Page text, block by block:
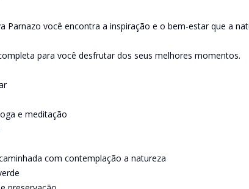
Parnazo você encontra a inspiração e o bem-estar que a
para você desfrutar dos seus melhores momentos.
e meditação
com contemplação a natureza